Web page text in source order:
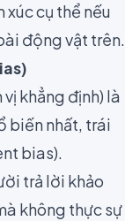
xúc cụ thể nếu
động vật trên.
khẳng định) là
biến nhất, trái
bias).
trả lời khảo
không thực sự